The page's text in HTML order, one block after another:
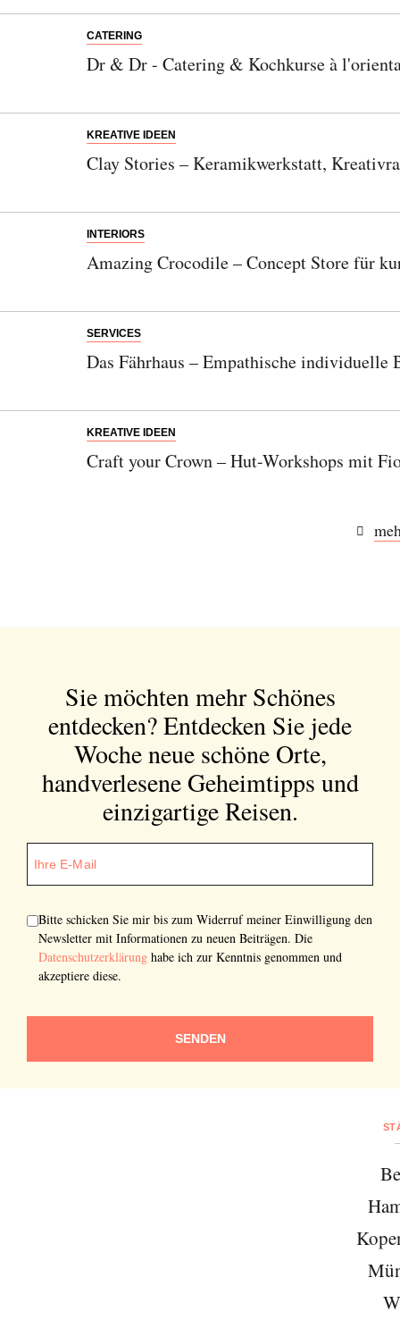
CATERING
Dr & Dr - Catering & Kochkurse à
KREATIVE IDEEN
Clay Stories – Keramikwerkstatt,
INTERIORS
Amazing Crocodile – Concept Store für
SERVICES
Das Fährhaus – Empathische individuelle
KREATIVE IDEEN
Craft your Crown – Hut-Workshops mit
Sie möchten mehr Schönes
entdecken?Entdecken Sie jede
Woche neue schöne Orte,
handverlesene Geheimtipps und
einzigartige Reisen.
Bitte schicken Sie mir bis zum Widerruf meiner Einwilligung den
Newsletter mit Informationen zu neuen Beiträgen. Die
Datenschutzerklärung habe ich zur Kenntnis genommen und
akzeptiere diese.
SENDEN
Abonnieren Sie unseren Newsletter
Entdecken Sie jede Woche neue schöne
Bitte schicken Sie mir bis zum Widerruf meiner
Einwilligung den Newsletter mit Informationen zu
neuen Beiträgen. DieDatenschutzerklärunghabe ich
SENDEN